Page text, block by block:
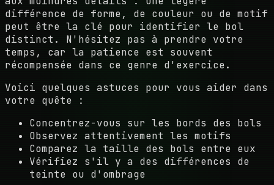
différence de forme, de couleur ou de motif
peut être la clé pour identifier le bol
distinct. N'hésitez pas à prendre votre
temps, car la patience est souvent
récompensée dans ce genre d'exercice.
Voici quelques astuces pour vous aider dans
votre quête :
Concentrez-vous sur les bords des bols
Observez attentivement les motifs
Comparez la taille des bols entre eux
Vérifiez s'il y a des différences de
teinte ou d'ombrage